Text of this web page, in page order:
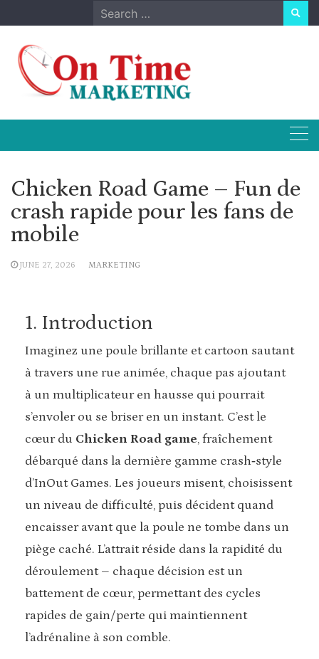
to
content
Search
for:
Chicken Road Game – Fun de
crash rapide pour les fans de
mobile
JUNE 27, 2026 MARKETING
1. Introduction
Imaginez une poule brillante et cartoon sautant
à travers une rue animée, chaque pas ajoutant
à un multiplicateur en hausse qui pourrait
s’envoler ou se briser en un instant. C’est le
cœur du Chicken Road game, fraîchement
débarqué dans la dernière gamme crash‑style
d’InOut Games. Les joueurs misent, choisissent
un niveau de difficulté, puis décident quand
encaisser avant que la poule ne tombe dans un
piège caché. L’attrait réside dans la rapidité du
déroulement – chaque décision est un
battement de cœur, permettant des cycles
rapides de gain/perte qui maintiennent
l’adrénaline à son comble.